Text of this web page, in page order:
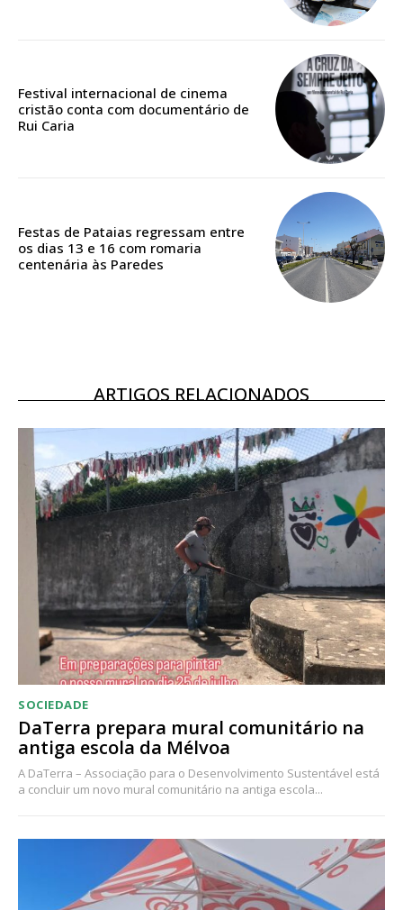
Acesso aos conteúdos Exclusivos para
assinantes
12 meses
Acesso ao conteúdo online
Acesso aos conteúdos Exclusivos para
assinantes
Ofertas para assinatura anual
Escolha o plano
Festival internacional de cinema
cristão conta com documentário de
Rui Caria
Festas de Pataias regressam entre
os dias 13 e 16 com romaria
centenária às Paredes
ARTIGOS RELACIONADOS
SOCIEDADE
DaTerra prepara mural comunitário na
antiga escola da Mélvoa
A DaTerra – Associação para o Desenvolvimento Sustentável está
a concluir um novo mural comunitário na antiga escola...